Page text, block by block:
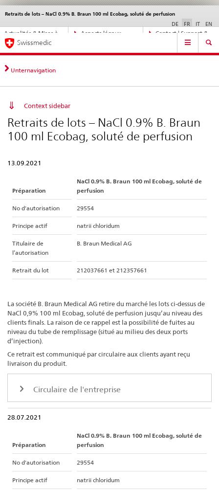
Navigation
directe:
actualités,
juridiques,
Actualités & Mises à
Aspects légaux,
Contact | Support &
Retraits de lots – NaCl 0.9% B. Braun 100 ml Ecobag, soluté de perfusion
DE FR IT EN
Service
Navigation
Swissmedic
Unternavigation
Context sidebar
Retraits de lots – NaCl 0.9% B. Braun
100 ml Ecobag, soluté de perfusion
13.09.2021
Préparation
NaCl 0.9% B. Braun 100 ml Ecobag, soluté de
perfusion
No d'autorisation 29554
Principe actif natrii chloridum
Titulaire de
l’autorisation
B. Braun Medical AG
Retrait du lot 212037661 et 212357661
La société B. Braun Medical AG retire du marché les lots ci-dessus de
NaCl 0,9% 100 ml Ecobag, soluté de perfusion jusqu’au niveau des
clients finals. La raison de ce rappel est la possibilité de fuites au
niveau du tube de remplissage (situé au milieu des deux ports
d’injection).
Ce retrait est communiqué par circulaire aux clients ayant reçu
livraison du produit.
Circulaire de l'entreprise
28.07.2021
Préparation
NaCl 0.9% B. Braun 100 ml Ecobag, soluté de
perfusion
No d'autorisation 29554
Principe actif natrii chloridum